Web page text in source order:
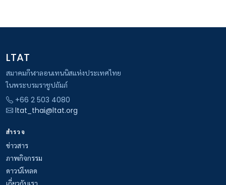
LTAT
สมาคมกีฬาลอนเทนนิสแห่งประเทศไทย
ในพระบรมราชูปถัมภ์
+66 2 503 4080
ltat_thai@ltat.org
สำรวจ
ข่าวสาร
ภาพกิจกรรม
ดาวน์โหลด